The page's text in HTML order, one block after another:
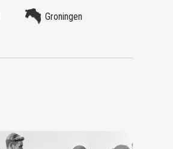
Groningen